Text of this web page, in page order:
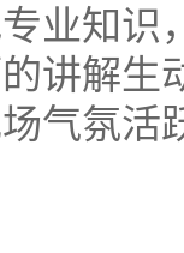
业知识
讲解生
气氛活